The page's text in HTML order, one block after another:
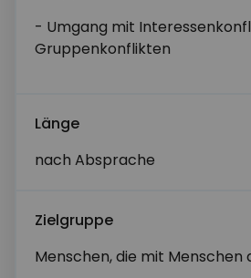
- Umgang mit
Gruppenkonflikten
Länge
nach Absprache
Zielgruppe
Menschen, die mit Menschen